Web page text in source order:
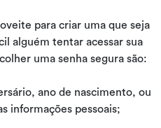
para criar uma que seja
alguém tentar acessar sua
uma senha segura são:
ano de nascimento, ou
informações pessoais;